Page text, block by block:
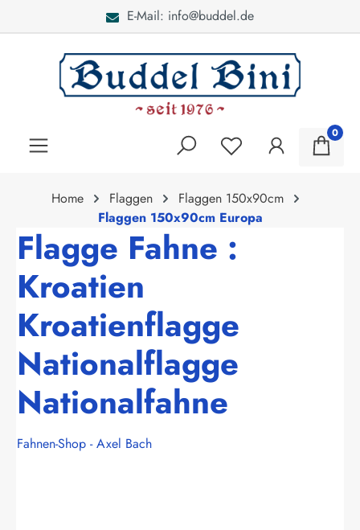
E-Mail: info@buddel.de
0
Home Flaggen
Flaggen 150x90cm
Flaggen 150x90cm Europa
Flagge Fahne :
Kroatien
Kroatienflagge
Nationalflagge
Nationalfahne
Fahnen-Shop - Axel Bach